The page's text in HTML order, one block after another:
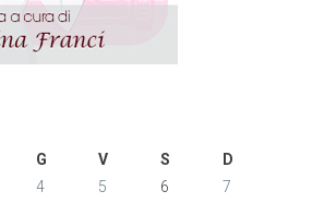
G V S
D
4 5 6
7